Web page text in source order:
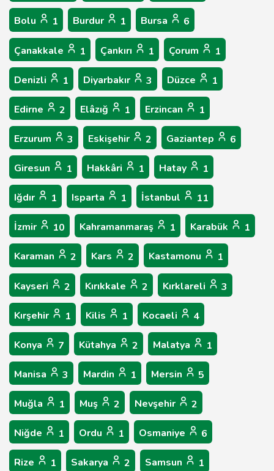
Bolu 1 Burdur 1 Bursa 6
Çanakkale 1 Çankırı 1 Çorum 1
Denizli 1 Diyarbakır 3 Düzce 1
Edirne 2 Elâzığ 1 Erzincan 1
Erzurum 3 Eskişehir 2 Gaziantep 6
Giresun 1 Hakkâri 1 Hatay 1
Iğdır 1 Isparta 1 İstanbul 11
İzmir 10 Kahramanmaraş 1 Karabük 1
Karaman 2 Kars 2 Kastamonu 1
Kayseri 2 Kırıkkale 2 Kırklareli 3
Kırşehir 1 Kilis 1 Kocaeli 4
Konya 7 Kütahya 2 Malatya 1
Manisa 3 Mardin 1 Mersin 5
Muğla 1 Muş 2 Nevşehir 2
Niğde 1 Ordu 1 Osmaniye 6
Rize 1 Sakarya 2 Samsun 1